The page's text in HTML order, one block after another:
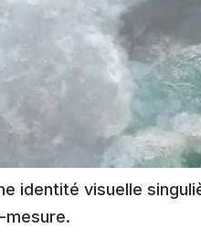
identité visuelle
mesure.